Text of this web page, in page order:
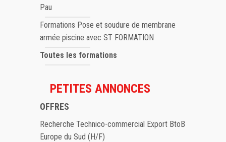
Pau
Formations Pose et soudure de membrane
armée piscine avec ST FORMATION
Toutes les formations
PETITES ANNONCES
OFFRES
Recherche Technico-commercial Export BtoB
Europe du Sud (H/F)